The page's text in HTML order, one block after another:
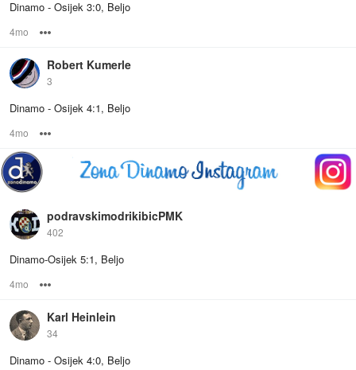
Dinamo - Osijek 3:0, Beljo
4mo
Robert Kumerle
3
Dinamo - Osijek 4:1, Beljo
4mo
podravskimodrikibicPMK
402
Dinamo-Osijek 5:1, Beljo
4mo
Karl Heinlein
34
Dinamo - Osijek 4:0, Beljo